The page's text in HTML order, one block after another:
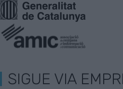
SIGUE VIA